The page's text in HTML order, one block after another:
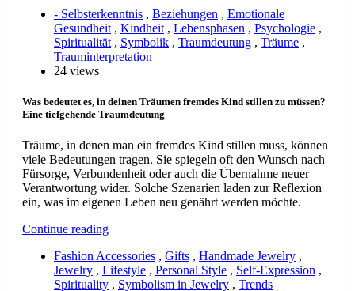
- Selbsterkenntnis , Beziehungen , Emotionale
Gesundheit , Kindheit , Lebensphasen , Psychologie ,
Spiritualität , Symbolik , Traumdeutung , Träume ,
Trauminterpretation
24 views
Was bedeutet es, in deinen Träumen fremdes Kind stillen zu müssen?
Eine tiefgehende Traumdeutung
Träume, in denen man ein fremdes Kind stillen muss, können
viele Bedeutungen tragen. Sie spiegeln oft den Wunsch nach
Fürsorge, Verbundenheit oder auch die Übernahme neuer
Verantwortung wider. Solche Szenarien laden zur Reflexion
ein, was im eigenen Leben neu genährt werden möchte.
Continue reading
Fashion Accessories , Gifts , Handmade Jewelry ,
Jewelry , Lifestyle , Personal Style , Self-Expression ,
Spirituality , Symbolism in Jewelry , Trends